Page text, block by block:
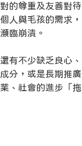
對的尊重及友善對
個人與毛孩的需求
瀕臨崩潰。
還有不少缺乏良心
成分，或是長期推
業、社會的進步「